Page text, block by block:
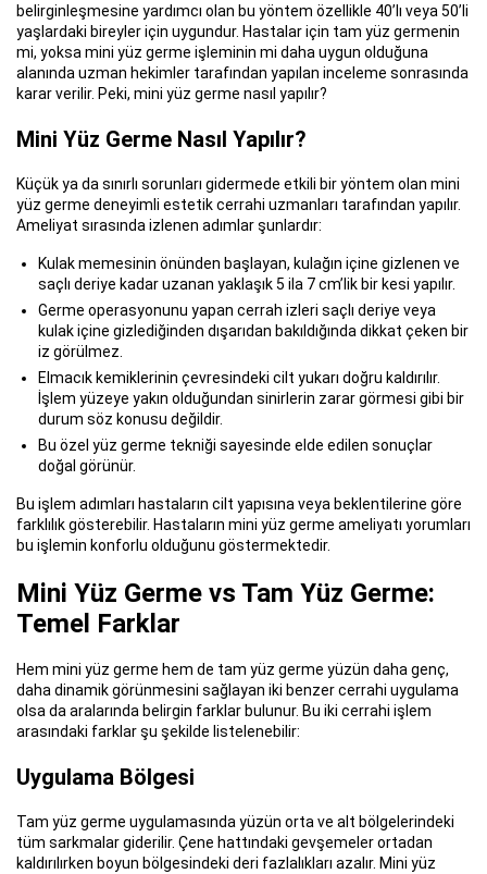
belirginleşmesine yardımcı olan bu yöntem özellikle 40’lı veya 50’li
yaşlardaki bireyler için uygundur. Hastalar için tam yüz germenin
mi, yoksa mini yüz germe işleminin mi daha uygun olduğuna
alanında uzman hekimler tarafından yapılan inceleme sonrasında
karar verilir. Peki, mini yüz germe nasıl yapılır?
Mini Yüz Germe Nasıl Yapılır?
Küçük ya da sınırlı sorunları gidermede etkili bir yöntem olan mini
yüz germe deneyimli estetik cerrahi uzmanları tarafından yapılır.
Ameliyat sırasında izlenen adımlar şunlardır:
Kulak memesinin önünden başlayan, kulağın içine gizlenen ve
saçlı deriye kadar uzanan yaklaşık 5 ila 7 cm’lik bir kesi yapılır.
Germe operasyonunu yapan cerrah izleri saçlı deriye veya
kulak içine gizlediğinden dışarıdan bakıldığında dikkat çeken bir
iz görülmez.
Elmacık kemiklerinin çevresindeki cilt yukarı doğru kaldırılır.
İşlem yüzeye yakın olduğundan sinirlerin zarar görmesi gibi bir
durum söz konusu değildir.
Bu özel yüz germe tekniği sayesinde elde edilen sonuçlar
doğal görünür.
Bu işlem adımları hastaların cilt yapısına veya beklentilerine göre
farklılık gösterebilir. Hastaların mini yüz germe ameliyatı yorumları
bu işlemin konforlu olduğunu göstermektedir.
Mini Yüz Germe vs Tam Yüz Germe:
Temel Farklar
Hem mini yüz germe hem de tam yüz germe yüzün daha genç,
daha dinamik görünmesini sağlayan iki benzer cerrahi uygulama
olsa da aralarında belirgin farklar bulunur. Bu iki cerrahi işlem
arasındaki farklar şu şekilde listelenebilir:
Uygulama Bölgesi
Tam yüz germe uygulamasında yüzün orta ve alt bölgelerindeki
tüm sarkmalar giderilir. Çene hattındaki gevşemeler ortadan
kaldırılırken boyun bölgesindeki deri fazlalıkları azalır. Mini yüz